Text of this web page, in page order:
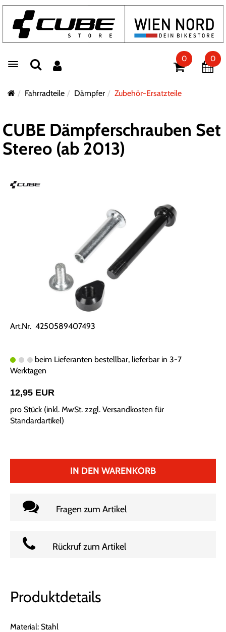
Toggle navigation
0 0
Fahrradteile Dämpfer Zubehör-Ersatzteile
CUBE Dämpferschrauben Set
Stereo (ab 2013)
Art.Nr. 4250589407493
beim Lieferanten bestellbar, lieferbar in 3-7
Werktagen
12,95 EUR
pro Stück (inkl. MwSt. zzgl. Versandkosten für
Standardartikel)
IN DEN WARENKORB
Fragen zum Artikel
Rückruf zum Artikel
Produktdetails
Material: Stahl